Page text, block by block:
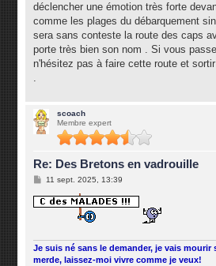
déclencher une émotion très forte
comme les plages du débarquement
sera sans conteste la route des caps
porte très bien son nom . Si vous
n'hésitez pas à faire cette route et
.
scoach
Membre expert
Re: Des Bretons en vadrouille
M
s
s
11 sept. 2025, 13:39
Je suis né sans le demander, je vais mourir
merde, laissez-moi vivre comme je veux!